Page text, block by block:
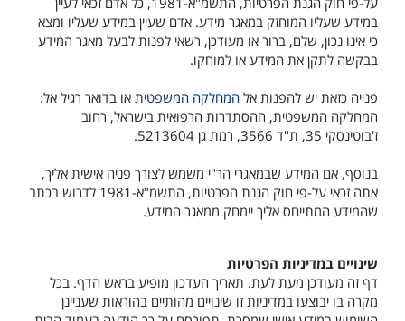
במידע שעליו המוחזק במאגר מידע. אדם שעיין במידע שעליו ומצא
כי אינו נכון, שלם, ברור או מעודכן, רשאי לפנות לבעל מאגר המידע
בבקשה לתקן את המידע או למוחקו.
פנייה כזאת יש להפנות אל המחלקה המשפטית או בדואר רגיל אל:
המחלקה המשפטית, ההסתדרות הרפואית בישראל, רחוב
ז'בוטינסקי 35, ת"ד 3566, רמת גן 5213604.
בנוסף, אם המידע שבמאגרי הר"י משמש לצורך פניה אישית אליך,
אתה זכאי על-פי חוק הגנת הפרטיות, התשמ"א-1981 לדרוש בכתב
שהמידע המתייחס אליך יימחק ממאגר המידע.
שינויים במדיניות הפרטיות
דף זה מעודכן מעת לעת. תאריך העדכון מופיע בראש הדף. בכל
מקרה בו יבוצעו במדיניות זו שינויים מהותיים בהוראות שעניינן